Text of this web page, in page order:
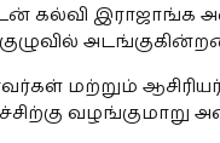
கல்வி இராஜாங்க
மற்றும்
வழங்குமாறு